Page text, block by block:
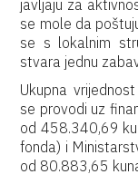
javljaju za
se mole da
se s lokalnim
stvara jednu
Ukupna
se provodi uz
od 458.340,69
fonda) i
od 80.883,65